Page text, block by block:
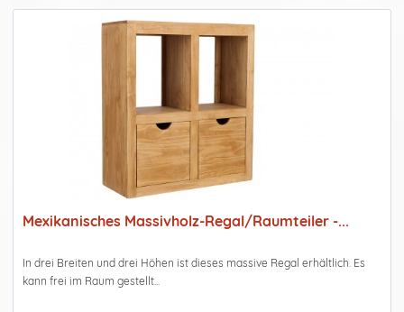
Mexikanisches Massivholz-Regal/Raumteiler -...
In drei Breiten und drei Höhen ist dieses massive Regal erhältlich. Es
kann frei im Raum gestellt...